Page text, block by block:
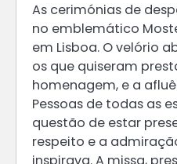
As cerimónias de
no emblemático
em Lisboa. O velório
os que quiseram
homenagem, e a
Pessoas de todas as
questão de estar
respeito e a